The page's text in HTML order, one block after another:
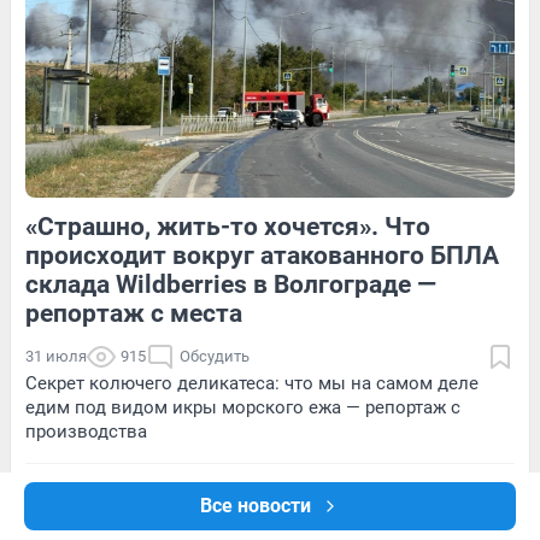
Все новости
7 Обсудить 1 Обсудить
«Страшно, жить-то хочется». Что
происходит вокруг атакованного БПЛА
склада Wildberries в Волгограде —
репортаж с места
31 июля 915 Обсудить
Секрет колючего деликатеса: что мы на самом деле
едим под видом икры морского ежа — репортаж с
производства
«Есть ли на свете матери, которые пережили всё это?»:
репортаж из затопленного села, где стихия убила